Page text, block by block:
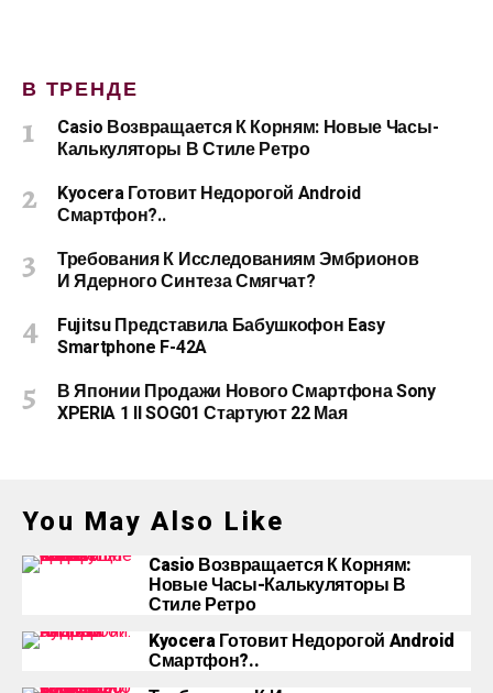
В ТРЕНДЕ
Casio Возвращается К Корням: Новые Часы-
Калькуляторы В Стиле Ретро
Kyocera Готовит Недорогой Android
Смартфон?..
Требования К Исследованиям Эмбрионов
И Ядерного Синтеза Смягчат?
Fujitsu Представила Бабушкофон Easy
Smartphone F-42A
В Японии Продажи Нового Смартфона Sony
XPERIA 1 II SOG01 Стартуют 22 Мая
You May Also Like
Casio Возвращается К Корням:
Новые Часы-Калькуляторы В
Стиле Ретро
Kyocera Готовит Недорогой Android
Смартфон?..